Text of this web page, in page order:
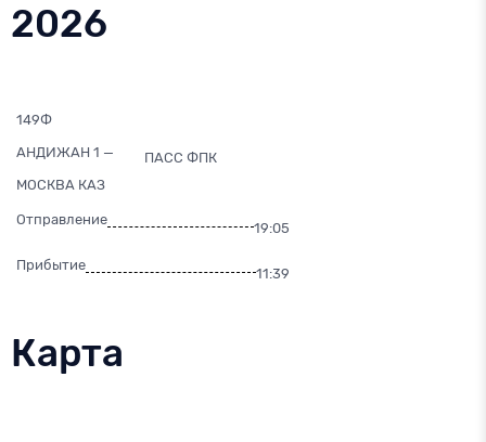
2026
149Ф
АНДИЖАН 1 —
МОСКВА КАЗ
ПАСС ФПК
Отправление
19:05
Прибытие
11:39
Карта